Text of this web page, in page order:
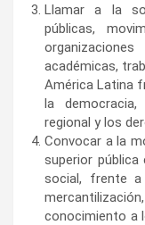
Llamar a la
públicas,
académicas,
América Latina
la
regional y los
Convocar a la
superior
social, frente a
conocimiento a